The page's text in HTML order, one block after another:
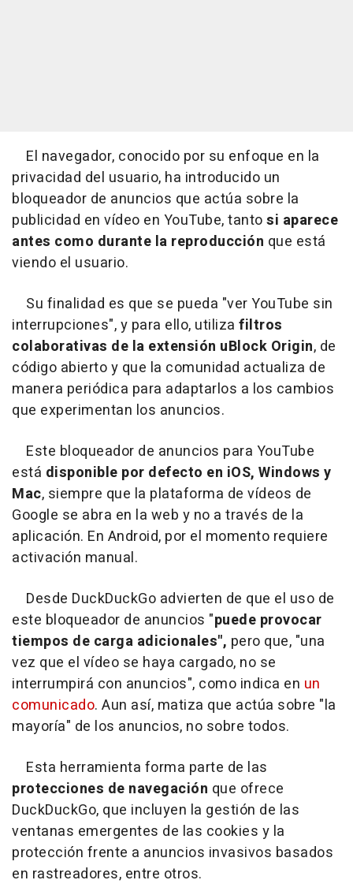
El navegador, conocido por su enfoque en la
privacidad del usuario, ha introducido un
bloqueador de anuncios que actúa sobre la
publicidad en vídeo en YouTube, tantosi aparece
antes como durante la reproducción que está
viendo el usuario.
Su finalidad es que se pueda "ver YouTube sin
interrupciones", y para ello, utiliza filtros
colaborativas de la extensión uBlock Origin, de
código abierto y que la comunidad actualiza de
manera periódica para adaptarlos a los cambios
que experimentan los anuncios.
Este bloqueador de anuncios para YouTube
está disponible por defecto en iOS, Windows y
Mac, siempre que la plataforma de vídeos de
Google se abra en la web y no a través de la
aplicación. En Android, por el momento requiere
activación manual.
Desde DuckDuckGo advierten de que el uso de
este bloqueador de anuncios "puede provocar
tiempos de carga adicionales", pero que, "una
vez que el vídeo se haya cargado, no se
interrumpirá con anuncios", como indica en un
comunicado. Aun así, matiza que actúa sobre "la
mayoría" de los anuncios, no sobre todos.
Esta herramienta forma parte de las
protecciones de navegación que ofrece
DuckDuckGo, que incluyen la gestión de las
ventanas emergentes de las cookies y la
protección frente a anuncios invasivos basados
en rastreadores, entre otros.